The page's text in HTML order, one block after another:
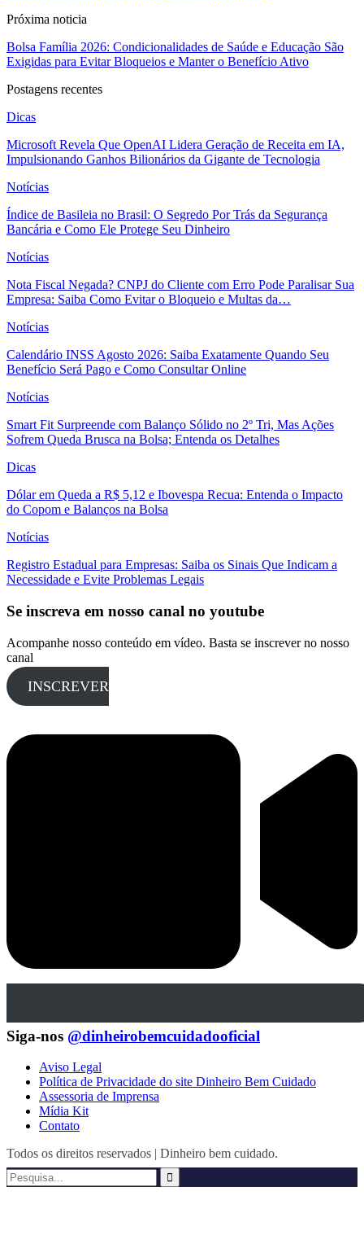
Próxima noticia
Bolsa Família 2026: Condicionalidades de Saúde e Educação São
Exigidas para Evitar Bloqueios e Manter o Benefício Ativo
Postagens recentes
Dicas
Microsoft Revela Que OpenAI Lidera Geração de Receita em IA,
Impulsionando Ganhos Bilionários da Gigante de Tecnologia
Notícias
Índice de Basileia no Brasil: O Segredo Por Trás da Segurança
Bancária e Como Ele Protege Seu Dinheiro
Notícias
Nota Fiscal Negada? CNPJ do Cliente com Erro Pode Paralisar Sua
Empresa: Saiba Como Evitar o Bloqueio e Multas da…
Notícias
Calendário INSS Agosto 2026: Saiba Exatamente Quando Seu
Benefício Será Pago e Como Consultar Online
Notícias
Smart Fit Surpreende com Balanço Sólido no 2º Tri, Mas Ações
Sofrem Queda Brusca na Bolsa; Entenda os Detalhes
Dicas
Dólar em Queda a R$ 5,12 e Ibovespa Recua: Entenda o Impacto
do Copom e Balanços na Bolsa
Notícias
Registro Estadual para Empresas: Saiba os Sinais Que Indicam a
Necessidade e Evite Problemas Legais
Se inscreva em nosso canal no youtube
Acompanhe nosso conteúdo em vídeo. Basta se inscrever no nosso
canal
INSCREVER
Siga-nos @dinheirobemcuidadooficial
Aviso Legal
Política de Privacidade do site Dinheiro Bem Cuidado
Assessoria de Imprensa
Mídia Kit
Contato
Todos os direitos reservados | Dinheiro bem cuidado.